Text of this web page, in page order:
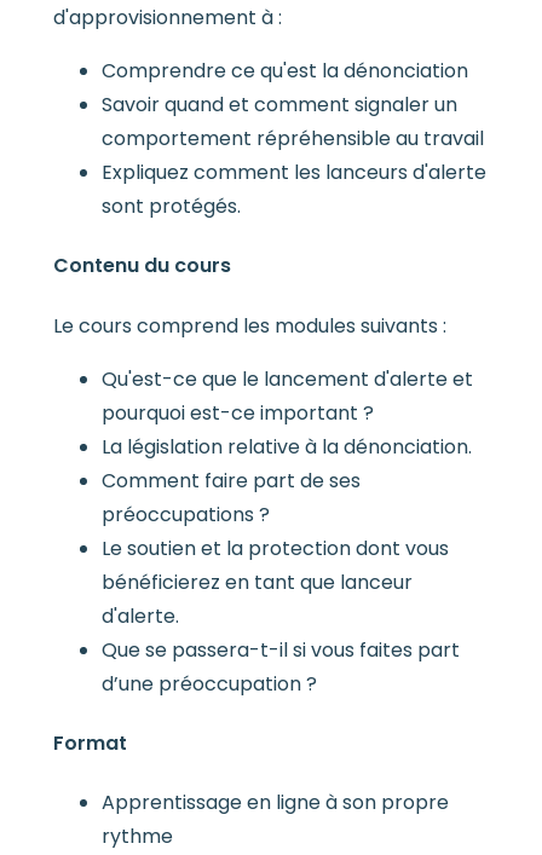
d'approvisionnement à :
Comprendre ce qu'est la dénonciation
Savoir quand et comment signaler un
comportement répréhensible au travail
Expliquez comment les lanceurs d'alerte
sont protégés.
Contenu du cours
Le cours comprend les modules suivants :
Qu'est-ce que le lancement d'alerte et
pourquoi est-ce important ?
La législation relative à la dénonciation.
Comment faire part de ses
préoccupations ?
Le soutien et la protection dont vous
bénéficierez en tant que lanceur
d'alerte.
Que se passera-t-il si vous faites part
d’une préoccupation ?
Format
Apprentissage en ligne à son propre
rythme